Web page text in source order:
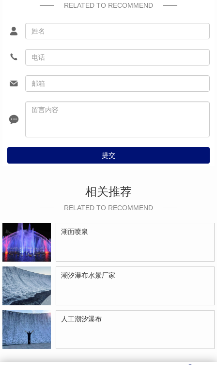
RELATED TO RECOMMEND
提交
相关推荐
RELATED TO RECOMMEND
湖面喷泉
潮汐瀑布水景厂家
人工潮汐瀑布